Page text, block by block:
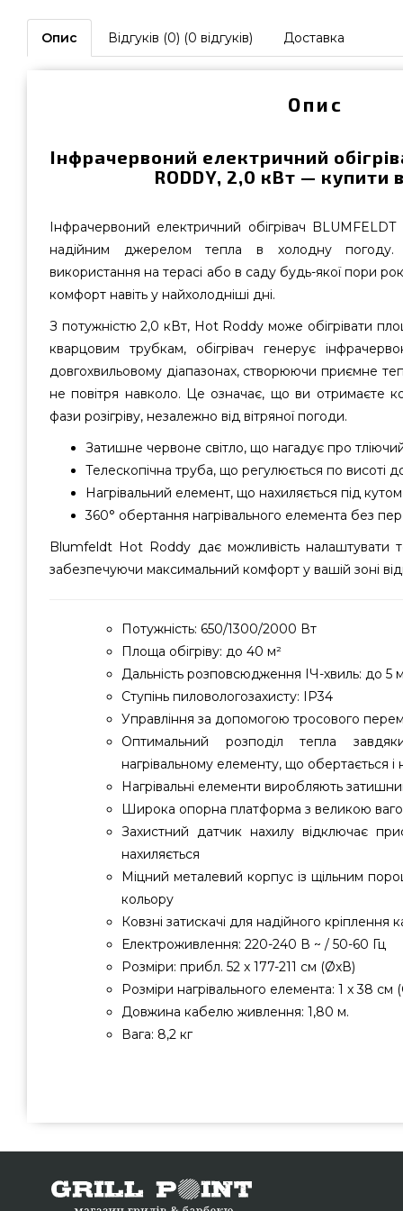
Опис Відгуків (0) (0 відгуків) Доставка
Опис
Інфрачервоний електричний
RODDY, 2,0 кВт — купити
Інфрачервоний електричний обігрівач
надійним джерелом тепла в холодну погоду.
використання на терасі або в саду будь-якої пори
комфорт навіть у найхолодніші дні.
З потужністю 2,0 кВт, Hot Roddy може обігрівати
кварцовим трубкам, обігрівач генерує
довгохвильовому діапазонах, створюючи приємне
не повітря навколо. Це означає, що ви отримаєте
фази розігріву, незалежно від вітряної погоди.
Затишне червоне світло, що нагадує про
Телескопічна труба, що регулюється по висоті
Нагрівальний елемент, що нахиляється під кутом
360° обертання нагрівального елемента без
Blumfeldt Hot Roddy дає можливість налаштувати
забезпечуючи максимальний комфорт у вашій зоні
Потужність: 650/1300/2000 Вт
Площа обігріву: до 40 м²
Дальність розповсюдження ІЧ-хвиль: до 5
Ступінь пиловологозахисту: IP34
Управління за допомогою тросового
Оптимальний розподіл тепла
нагрівальному елементу, що обертається і
Нагрівальні елементи виробляють
Широка опорна платформа з великою
Захистний датчик нахилу відключає
нахиляється
Міцний металевий корпус із щільним
кольору
Ковзні затискачі для надійного
Електроживлення: 220-240 В ~ / 50-60 Гц
Розміри: прибл. 52 x 177-211 см (ØxВ)
Розміри нагрівального елемента: 1 x 38 см
Довжина кабелю живлення: 1,80 м.
Вага: 8,2 кг
каталозі грилів Гриль Поінт. Погляньте і замовте
GrillPoint. Наберіть прямо зараз нашим експертам на